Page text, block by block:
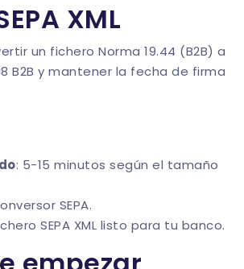
XML
un fichero Norma 19.44 (B2B) a
B2B y mantener la fecha de firma
: 5-15 minutos según el tamaño
SEPA.
SEPA XML listo para tu banco.